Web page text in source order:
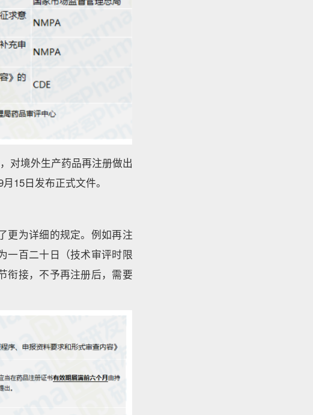
对境外生产药品再注册做出
15日发布正式文件。
更为详细的规定。例如再注
一百二十日（技术审评时限
衔接，不予再注册后，需要